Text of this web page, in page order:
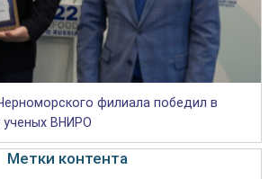
филиала победил в
ученых ВНИРО
Метки контента